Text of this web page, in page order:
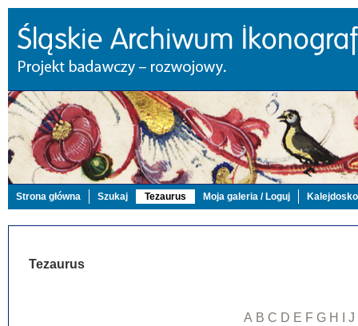
Strona główna Szukaj Tezaurus Moja galeria / Loguj
Tezaurus
A B C D E F G H J